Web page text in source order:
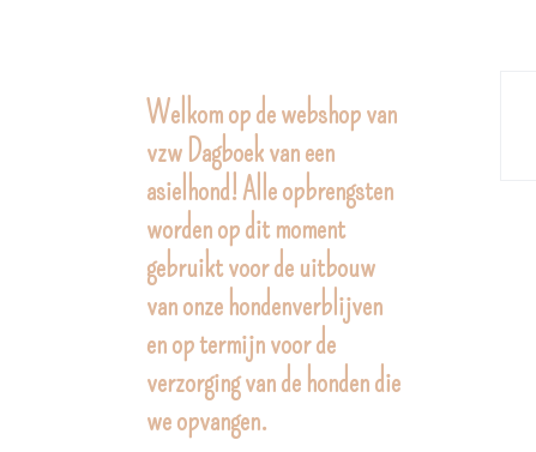
Welkom op de webshop van
vzw Dagboek van een
asielhond! Alle opbrengsten
worden op dit moment
gebruikt voor de uitbouw
van onze hondenverblijven
en op termijn voor de
verzorging van de honden die
we opvangen.